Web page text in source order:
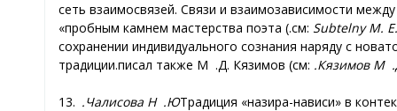
сеть взаимосвязей. Связи и взаимозависимости
пробным камнем мастерства поэта» (см.: Subtelny M. E
сохранении индивидуального сознания наряду с
традиции
Д. Кязимов (см.: Кязимов М.
13. Чалисова Н. Ю.Традиция «назира-нависи» в